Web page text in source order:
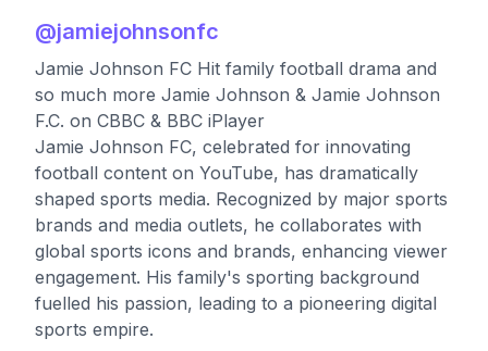
@jamiejohnsonfc
Jamie Johnson FC Hit family football drama and
so much more Jamie Johnson & Jamie Johnson
F.C. on CBBC & BBC iPlayer
Jamie Johnson FC, celebrated for innovating
football content on YouTube, has dramatically
shaped sports media. Recognized by major sports
brands and media outlets, he collaborates with
global sports icons and brands, enhancing viewer
engagement. His family's sporting background
fuelled his passion, leading to a pioneering digital
sports empire.